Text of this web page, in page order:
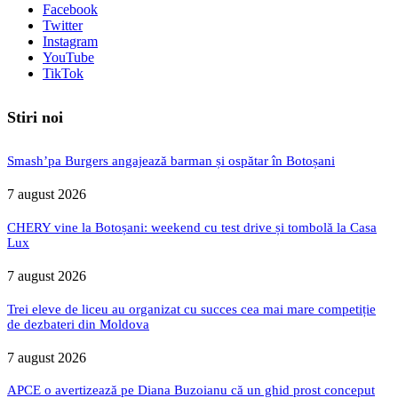
Facebook
Twitter
Instagram
YouTube
TikTok
Stiri noi
Smash’pa Burgers angajează barman și ospătar în Botoșani
7 august 2026
CHERY vine la Botoșani: weekend cu test drive și tombolă la Casa
Lux
7 august 2026
Trei eleve de liceu au organizat cu succes cea mai mare competiție
de dezbateri din Moldova
7 august 2026
APCE o avertizează pe Diana Buzoianu că un ghid prost conceput